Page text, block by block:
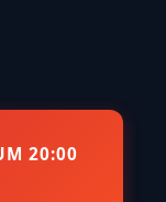
20:00